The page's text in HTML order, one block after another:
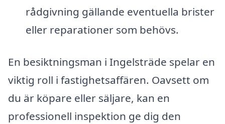
rådgivning gällande eventuella brister
eller reparationer som behövs.
En besiktningsman i Ingelsträde spelar en
viktig roll i fastighetsaffären. Oavsett om
du är köpare eller säljare, kan en
professionell inspektion ge dig den